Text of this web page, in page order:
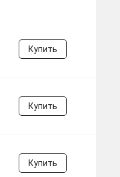
Купить
Купить
Купить